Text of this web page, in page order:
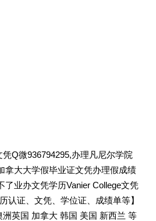
Q微936794295,办理凡尼尔学院
拿大大学假毕业证文凭办理假成绩
了业办文凭学历Vanier College文凭
认证、文凭、学位证、成绩单等】
英国 加拿大 韩国 美国 新西兰 等